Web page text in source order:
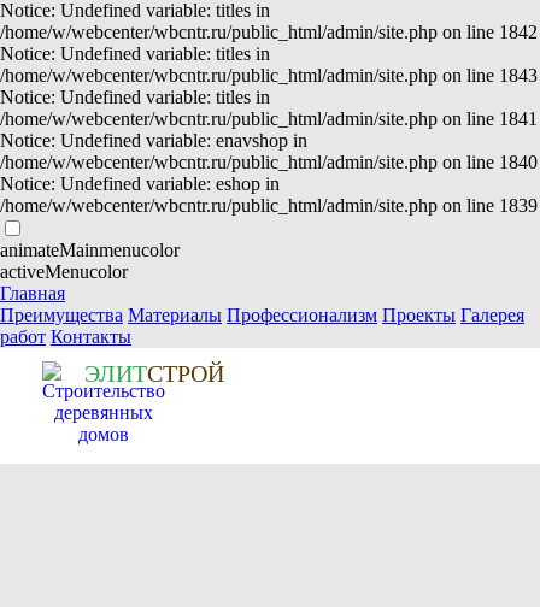
Notice: Undefined variable: titles in
/home/w/webcenter/wbcntr.ru/public_html/admin/site.php on line 1842
Notice: Undefined variable: titles in
/home/w/webcenter/wbcntr.ru/public_html/admin/site.php on line 1843
Notice: Undefined variable: titles in
/home/w/webcenter/wbcntr.ru/public_html/admin/site.php on line 1841
Notice: Undefined variable: enavshop in
/home/w/webcenter/wbcntr.ru/public_html/admin/site.php on line 1840
Notice: Undefined variable: eshop in
/home/w/webcenter/wbcntr.ru/public_html/admin/site.php on line 1839
animateMainmenucolor
activeMenucolor
Главная
Преимущества Материалы Профессионализм Проекты Галерея
работ Контакты
ЭЛИТСТРОЙ